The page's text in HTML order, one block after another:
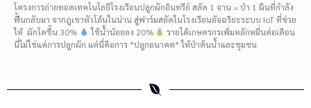
โครงการถ่ายทอดเทคโนโลยีโรงเรือนปลูกผักอินทรีย์ สลัด 1 จาน = ป่า 1 ผืนที่กำลัง
ฟื้นกลับมา จากภูเขาหัวโล้นในน่าน สู่ฟาร์มสลัดในโรงเรือนอัจฉริยะระบบ IoT ที่ช่วย
ให้ ผักโตขึ้น 30%
ใช้น้ำน้อยลง 20%
รายได้เกษตรกรเพิ่มหลักหมื่นต่อเดือน
นี่ไม่ใช่แค่การปลูกผัก แต่นี่คือการ “ปลูกอนาคต” ให้ป่าต้นน้ำและชุมชน